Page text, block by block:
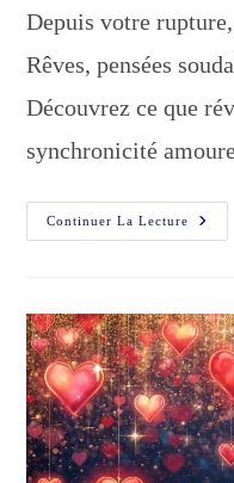
publication :
Depuis votre
Rêves, pensées
Découvrez ce que
synchronicité
Continuer La Lecture
À
Votre
Ex…
Et
Ce
Que
Cela